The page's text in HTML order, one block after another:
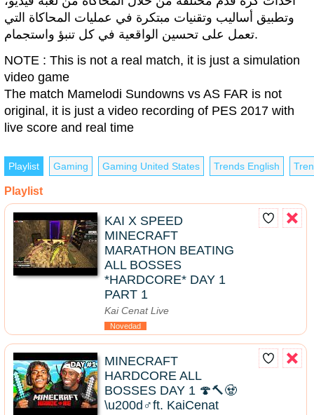
وتطبيق أساليب وتقنيات مبتكرة في عمليات المحاكاة التي
تعمل على تحسين الواقعية في كل تنبؤ واستجمام.
NOTE : This is not a real match, it is just a simulation
video game
The match Mamelodi Sundowns vs AS FAR is not
original, it is just a video recording of PES 2017 with
live score and real time
Playlist Gaming Gaming United States Trends English
Playlist
KAI X SPEED
MINECRAFT
MARATHON BEATING
ALL BOSSES
*HARDCORE* DAY 1
PART 1
Kai Cenat Live
Novedad
MINECRAFT
HARDCORE ALL
BOSSES DAY 1 🍄🔨🧟
\u200d♂️ft. KaiCenat